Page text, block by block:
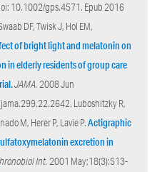
10.1002/gps.4571. Epub 2016
DF, Twisk J, Hol EM,
of bright light and melatonin on
elderly residents of group care
JAMA. 2008 Jun
Luboshitzky R,
M, Herer P, Lavie P.Actigraphic
excretion in
Int. 2001 May;18(3):513-